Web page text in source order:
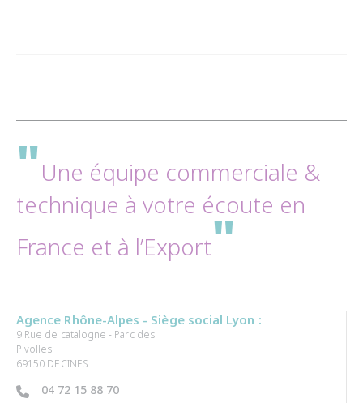
"Une équipe commerciale &
technique à votre écoute en
France et à l’Export"
Agence Rhône-Alpes - Siège social Lyon :
9 Rue de catalogne - Parc des
Pivolles
69150 DECINES
04 72 15 88 70